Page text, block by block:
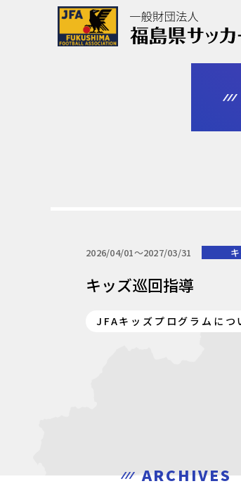
協会について
審判・指導者
2026/04/01〜2027/03/31
キッズ巡回指導
JFAキッズプログラムにつ
ARCHIVES